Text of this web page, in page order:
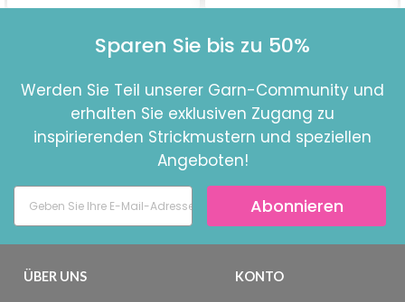
Sparen Sie bis zu 50%
Werden Sie Teil unserer Garn-Community und
erhalten Sie exklusiven Zugang zu
inspirierenden Strickmustern und speziellen
Angeboten!
Abonnieren
ÜBER UNS KONTO